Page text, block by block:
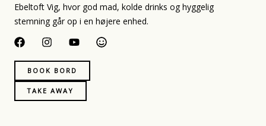
Ebeltoft Vig, hvor god mad, kolde drinks og hyggelig
stemning går op i en højere enhed.
F
a
c
b
o
I
s
t
a
g
r
Y
u
t
u
e
S
m
BOOK BORD
TAKE AWAY